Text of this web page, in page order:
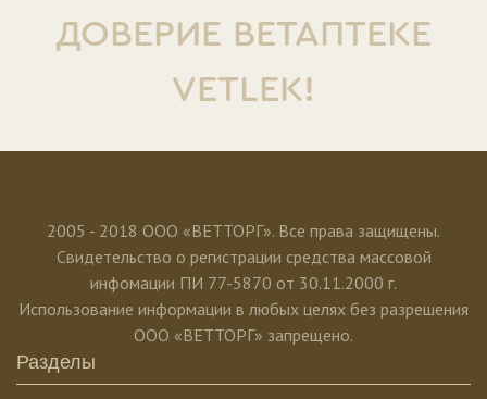
ДОВЕРИЕ ВЕТАПТЕКЕ
VETLEK!
2005 - 2018 ООО «ВЕТТОРГ». Все права защищены.
Свидетельство о регистрации средства массовой
инфомации ПИ 77-5870 от 30.11.2000 г.
Использование информации в любых целях без разрешения
ООО «ВЕТТОРГ» запрещено.
Разделы